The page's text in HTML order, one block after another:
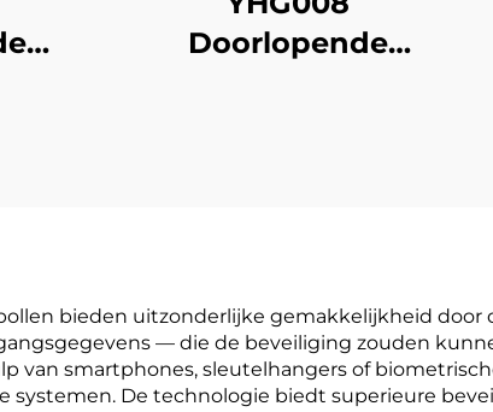
Doorlopende
bieden uitzonderlijke gemakkelijkheid door
— die de beveiliging zouden
van smartphones, sleutelhangers of
systemen. De technologie biedt superieure